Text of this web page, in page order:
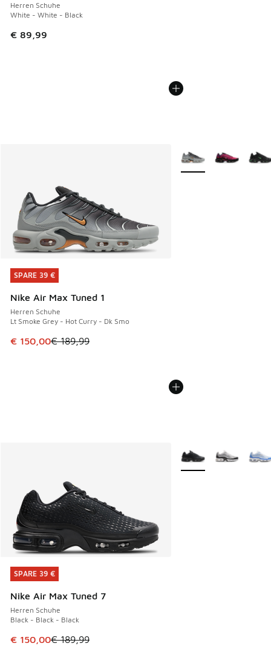
Herren Schuhe
White - White - Black
€ 89,99
SPARE 39 €
Nike Air Max Tuned 1
Herren Schuhe
Lt Smoke Grey - Hot Curry - Dk Smo
Dieser Artikel ist im Sale. Der Preis ist von € 189,99 auf €
€ 150,00€ 189,99
SPARE 39 €
Weitere Farben
SPARE 39 €
Nike Air Max Tuned 7
Herren Schuhe
Black - Black - Black
Dieser Artikel ist im Sale. Der Preis ist von € 189,99 auf €
€ 150,00€ 189,99
SPARE 39 €
Weitere Farben